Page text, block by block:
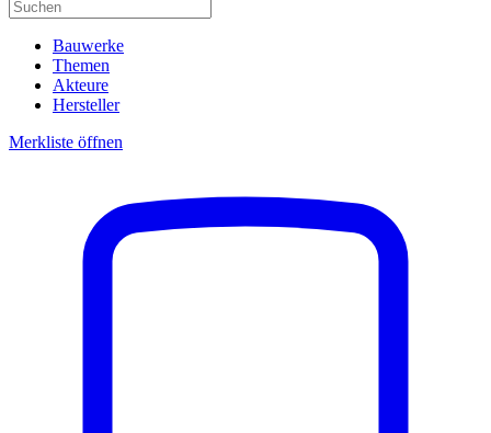
Bauwerke
Themen
Akteure
Hersteller
Merkliste öffnen